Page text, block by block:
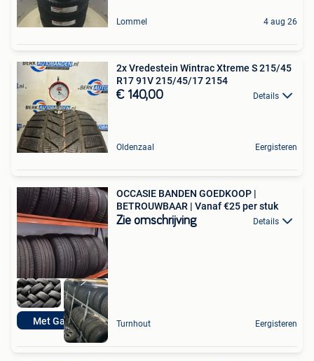
Lommel 4 aug 26
2x Vredestein Wintrac Xtreme S 215/45
R17 91V 215/45/17 2154
€ 140,00 Details
Oldenzaal Eergisteren
Met Garantie
OCCASIE BANDEN GOEDKOOP |
BETROUWBAAR | Vanaf €25 per stuk
Zie omschrijving Details
Turnhout Eergisteren